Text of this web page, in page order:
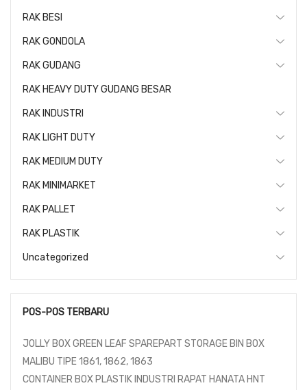
RAK BESI
RAK GONDOLA
RAK GUDANG
RAK HEAVY DUTY GUDANG BESAR
RAK INDUSTRI
RAK LIGHT DUTY
RAK MEDIUM DUTY
RAK MINIMARKET
RAK PALLET
RAK PLASTIK
Uncategorized
POS-POS TERBARU
JOLLY BOX GREEN LEAF SPAREPART STORAGE BIN BOX
MALIBU TIPE 1861, 1862, 1863
CONTAINER BOX PLASTIK INDUSTRI RAPAT HANATA HNT